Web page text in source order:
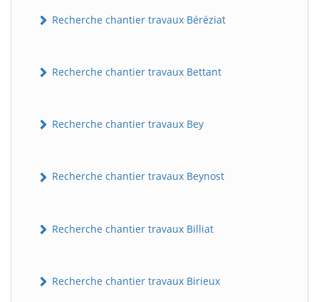
Recherche chantier travaux Béréziat
Recherche chantier travaux Bettant
Recherche chantier travaux Bey
Recherche chantier travaux Beynost
Recherche chantier travaux Billiat
Recherche chantier travaux Birieux